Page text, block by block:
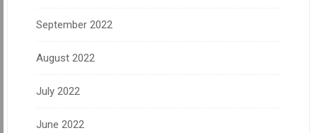
September 2022
August 2022
July 2022
June 2022